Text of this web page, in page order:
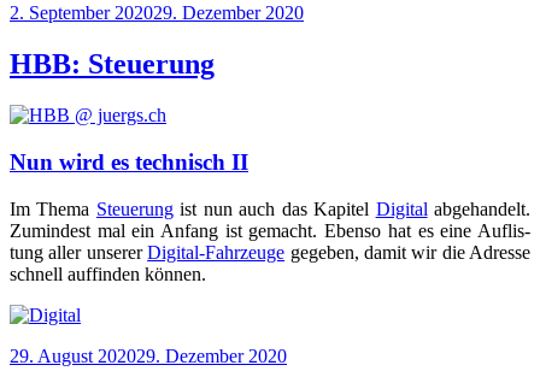
Veröffentlicht
2. September 202029. Dezember 2020
HBB: Steuerung
Nun wird es technisch II
Im The­ma Steue­rungist nun auch das Kapi­tel Digi­tal abge­han­delt.
Zumin­dest mal ein Anfang ist gemacht. Eben­so hat es eine Auf­lis­
tung aller unse­rerDigi­tal-Fahr­zeu­ge gege­ben, damit wir die Adres­se
schnell auf­fin­den können.
Veröffentlicht
29. August 202029. Dezember 2020